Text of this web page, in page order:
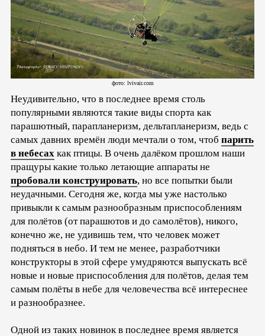
фото: lvivair.com
Неудивительно, что в последнее время столь
популярными являются такие виды спорта как
парашютный, парапланеризм, дельтапланеризм, ведь с
самых давних времён люди мечтали о том, чтоб парить
в небесах как птицы. В очень далёком прошлом наши
пращуры какие только летающие аппараты не
пробовали конструировать, но все попытки были
неудачными. Сегодня же, когда мы уже настолько
привыкли к самым разнообразным приспособлениям
для полётов (от парашютов и до самолётов), никого,
конечно же, не удивишь тем, что человек может
подняться в небо. И тем не менее, разработчики
конструкторы в этой сфере умудряются выпускать всё
новые и новые приспособления для полётов, делая тем
самым полёты в небе для человечества всё интереснее
и разнообразнее.
Одной из таких новинок в последнее время является